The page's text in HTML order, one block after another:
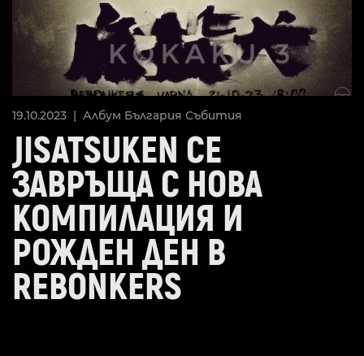
19.10.2023 | Албум България Събития
JISATSUKEN СЕ
ЗАВРЪЩА С НОВА
КОМПИЛАЦИЯ И
РОЖДЕН ДЕН В
REBONKERS